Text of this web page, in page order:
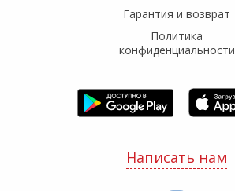
Гарантия и возврат
Политика
конфиденциальности
Написать нам